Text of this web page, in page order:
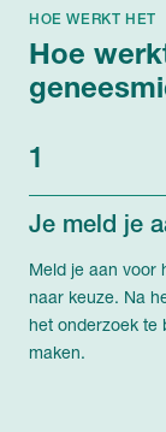
HOE WERKT HET
Hoe
1
Je meld je
Meld je aan voor
naar keuze. Na
het onderzoek te
maken.